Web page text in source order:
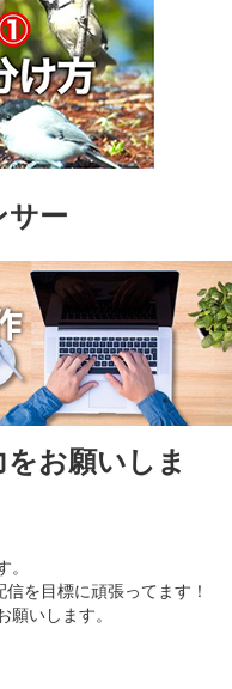
サー
お願いしま
を目標に頑張ってます！
いします。